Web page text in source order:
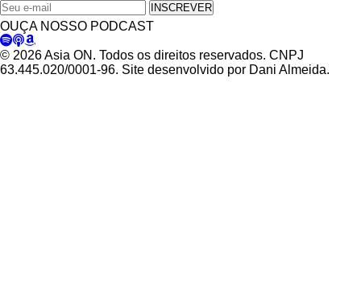
INSCREVER
OUÇA NOSSO PODCAST
© 2026 Asia ON. Todos os direitos reservados. CNPJ
63.445.020/0001-96. Site desenvolvido por Dani Almeida.